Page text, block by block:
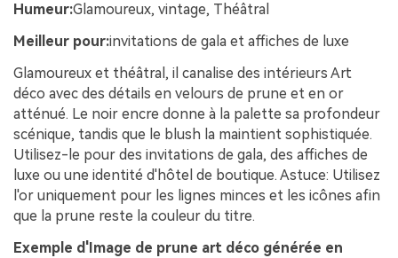
Humeur:Glamoureux, vintage, Théâtral
Meilleur pour:invitations de gala et affiches de luxe
Glamoureux et théâtral, il canalise des intérieurs Art
déco avec des détails en velours de prune et en or
atténué. Le noir encre donne à la palette sa profondeur
scénique, tandis que le blush la maintient sophistiquée.
Utilisez-le pour des invitations de gala, des affiches de
luxe ou une identité d'hôtel de boutique. Astuce: Utilisez
l'or uniquement pour les lignes minces et les icônes afin
que la prune reste la couleur du titre.
Exemple d'Image de prune art déco générée en